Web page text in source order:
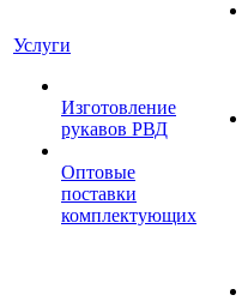
Услуги
Изготовление
рукавов РВД
Оптовые
поставки
комплектующих